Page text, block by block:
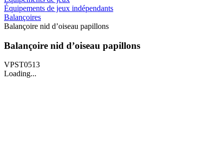
Équipements de jeux indépendants
Balançoires
Balançoire nid d’oiseau papillons
Balançoire nid d’oiseau papillons
VPST0513
Loading...